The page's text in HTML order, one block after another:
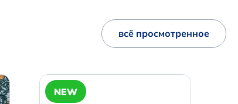
всё просмотренное
NEW